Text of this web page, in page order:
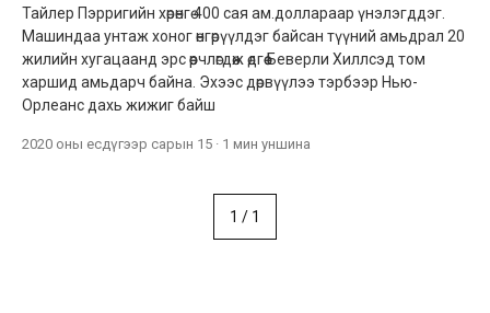
Тайлер Пэрригийн хөрөнгө 400 сая ам.доллараар үнэлэгддэг.
Машиндаа унтаж хоног өнгөрүүлдэг байсан түүний амьдрал 20
жилийн хугацаанд эрс өөрчлөгдөж өдгөө Беверли Хиллсэд том
харшид амьдарч байна. Эхээс дөрвүүлээ тэрбээр Нью-
Орлеанс дахь жижиг байш
2020 оны есдүгээр сарын 15 · 1 мин уншина
1 / 1